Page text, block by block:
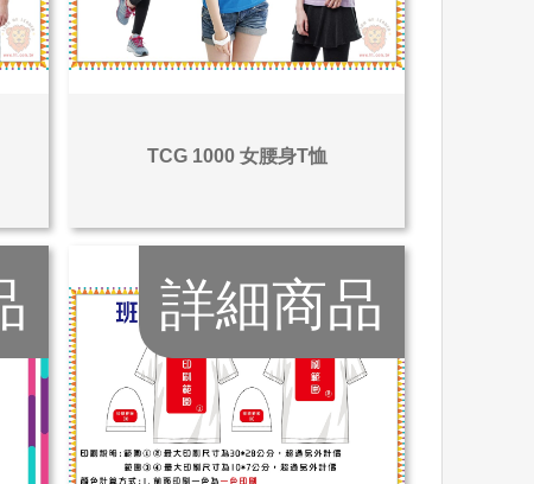
TCG 1000 女腰身T恤
詳細商品